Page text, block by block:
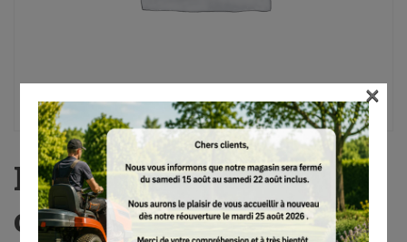
HTA 86, sans batterie ni
chargeur
×